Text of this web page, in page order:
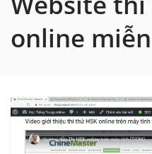
online